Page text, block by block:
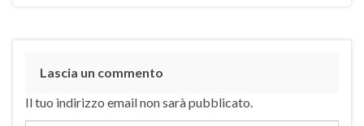
Lascia un commento
Il tuo indirizzo email non sarà pubblicato.